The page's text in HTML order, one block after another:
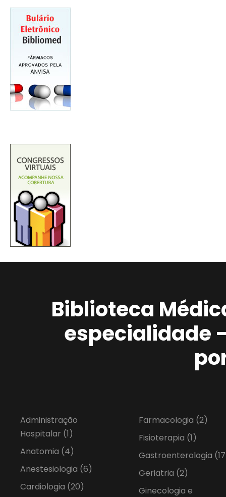
Biblioteca
especialidade
Administração
Hospitalar (1)
Anatomia (4)
Anestesiologia (6)
Cardiologia (20)
Farmacologia (2)
Fisioterapia (1)
Gastroenterologia
Geriatria (2)
Ginecologia e